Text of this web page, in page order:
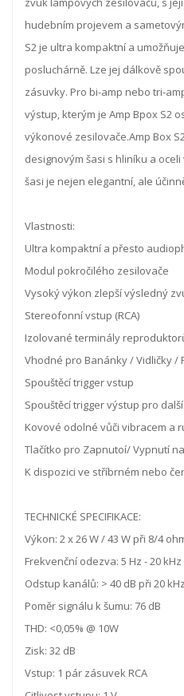
hudebním projevem a
S2 je ultra kompaktní a
posluchárně. Lze jej dálkově
zásuvky. Pro bi-amp nebo tri-
výstup, kterým je Amp Bpox S2
výkonové zesilovače.Amp Box
designovým šasi s hliníku a
šasi je nejen elegantní, ale
Vlastnosti:
Ultra kompaktní a přesto
Modul pokročilého zesilovače
Vysoký výkon zlepší výsledný
Stereofonní vstup (RCA)
Izolované terminály
Vhodné pro Banánky / Vidličky /
Spouštěcí trigger vstup
Spouštěcí trigger výstup pro další
Kovové odolné vůči vibracem a
Tlačítko pro Zapnutoí/ Vypnutí
K dispozici ve stříbrném nebo
TECHNICKÉ SPECIFIKACE:
Výkon: 2 x 26 W / 43 W při 8/4
Frekvenční odezva: 5 Hz - 20 kHz
Odstup kanálů: > 40 dB při 20 kHz
Poměr signálu k šumu: 76 dB
THD: <0,05% @ 10W
Zisk: 32 dB
Vstup: 1 pár zásuvek RCA